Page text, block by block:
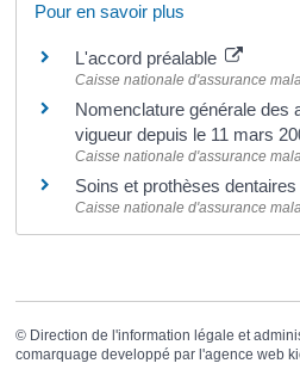
Pour en savoir plus
L'accord préalable
Caisse nationale d'assurance
Nomenclature générale des
vigueur depuis le 11 mars
Caisse nationale d'assurance
Soins et prothèses dentaires
Caisse nationale d'assurance
© Direction de l'information légale et
comarquage developpé par l'agence web